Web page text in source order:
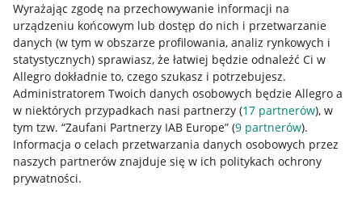
Wyrażając zgodę na przechowywanie informacji na
urządzeniu końcowym lub dostęp do nich i przetwarzanie
danych (w tym w obszarze profilowania, analiz rynkowych i
statystycznych) sprawiasz, że łatwiej będzie odnaleźć Ci w
Allegro dokładnie to, czego szukasz i potrzebujesz.
Administratorem Twoich danych osobowych będzie Allegro a
w niektórych przypadkach nasi partnerzy (17 partnerów), w
tym tzw. “Zaufani Partnerzy IAB Europe” (9 partnerów).
Informacja o celach przetwarzania danych osobowych przez
naszych partnerów znajduje się w ich politykach ochrony
prywatności.
Przydatne informacje
Jak to działa